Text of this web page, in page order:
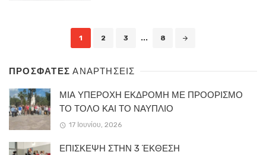
1 2 3 ... 8
ΠΡΟΣΦΑΤΕΣΑΝΑΡΤΗΣΕΙΣ
ΜΙΑ ΥΠΕΡΟΧΗ ΕΚΔΡΟΜΗ ΜΕ ΠΡΟΟΡΙΣΜΟ
ΤΟ ΤΟΛΟ ΚΑΙ ΤΟ ΝΑΥΠΛΙΟ
17 Ιουνίου, 2026
ΕΠΙΣΚΕΨΗ ΣΤΗΝ 3 ΈΚΘΕΣΗ